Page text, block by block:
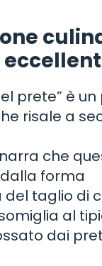
prete” è
risale a
che
forma
taglio di
al
dai